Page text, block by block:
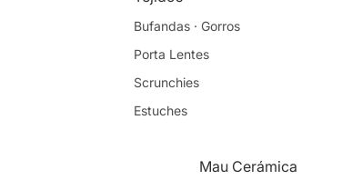
Bufandas · Gorros
Porta Lentes
Scrunchies
Estuches
Mau Cerámica